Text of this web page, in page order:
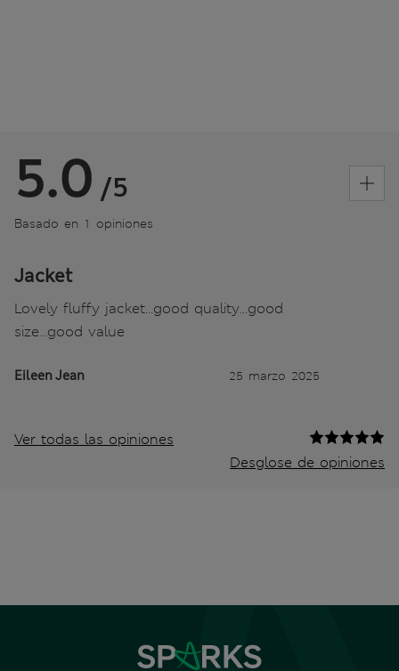
5.0 /5
Basado en 1 opiniones
Jacket
Lovely fluffy jacket…good quality…good
size…good value
Eileen Jean 25 marzo 2025
Ver todas las opiniones
Desglose de opiniones